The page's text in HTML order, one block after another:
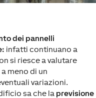
dei pannelli
infatti continuano a
si riesce a valutare
meno di un
variazioni.
sa che la previsione